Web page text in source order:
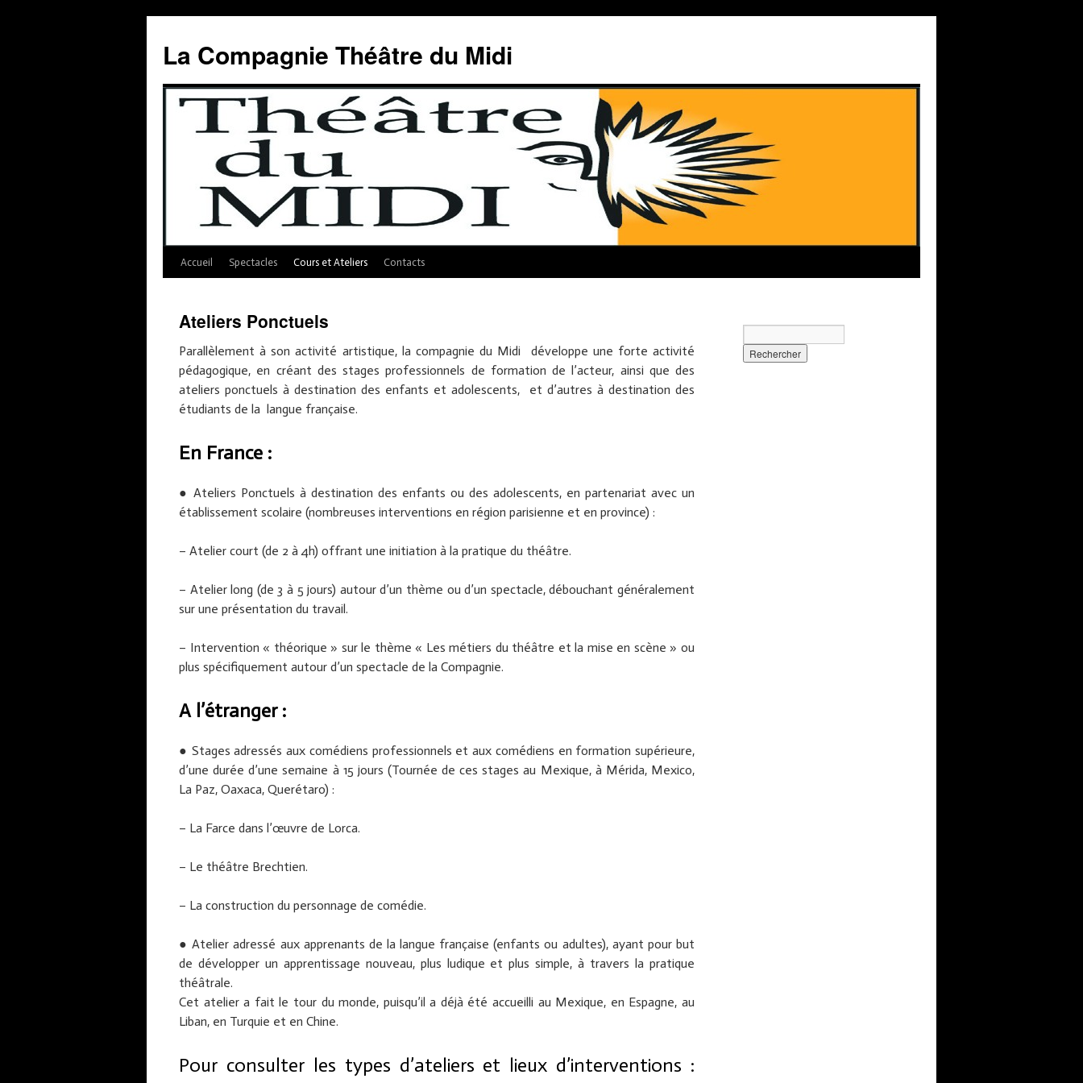
contenu
La Compagnie Théâtre du Midi
Accueil Spectacles Cours et Ateliers Contacts
Ateliers Ponctuels
Parallèlement à son activité artistique, la compagnie du Midi développe une forte activité
pédagogique, en créant des stages professionnels de formation de l’acteur, ainsi que des
ateliers ponctuels à destination des enfants et adolescents, et d’autres à destination des
étudiants de la langue française.
En France :
● Ateliers Ponctuels à destination des enfants ou des adolescents, en partenariat avec un
établissement scolaire (nombreuses interventions en région parisienne et en province) :
– Atelier court (de 2 à 4h) offrant une initiation à la pratique du théâtre.
– Atelier long (de 3 à 5 jours) autour d’un thème ou d’un spectacle, débouchant généralement
sur une présentation du travail.
– Intervention « théorique » sur le thème « Les métiers du théâtre et la mise en scène » ou
plus spécifiquement autour d’un spectacle de la Compagnie.
A l’étranger :
● Stages adressés aux comédiens professionnels et aux comédiens en formation supérieure,
d’une durée d’une semaine à 15 jours (Tournée de ces stages au Mexique, à Mérida, Mexico,
La Paz, Oaxaca, Querétaro) :
– La Farce dans l’œuvre de Lorca.
– Le théâtre Brechtien.
– La construction du personnage de comédie.
● Atelier adressé aux apprenants de la langue française (enfants ou adultes), ayant pour but
de développer un apprentissage nouveau, plus ludique et plus simple, à travers la pratique
théâtrale.
Cet atelier a fait le tour du monde, puisqu’il a déjà été accueilli au Mexique, en Espagne, au
Liban, en Turquie et en Chine.
Pour consulter les types d’ateliers et lieux d’interventions :